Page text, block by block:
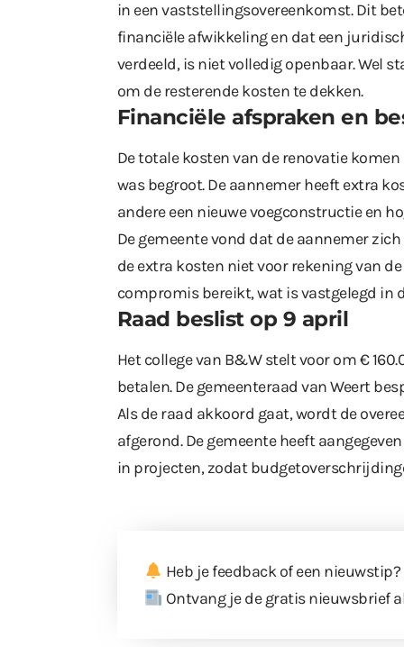
in een vaststellingsovereenkomst. Dit
financiële afwikkeling en dat een
verdeeld, is niet volledig openbaar. Wel
om de resterende kosten te dekken.
Financiële afspraken en
De totale kosten van de renovatie
was begroot. De aannemer heeft extra
andere een nieuwe voegconstructie en
De gemeente vond dat de aannemer
de extra kosten niet voor rekening van
compromis bereikt, wat is vastgelegd in
Raad beslist op 9 april
Het college van B&W stelt voor om €
betalen. De gemeenteraad van Weert
Als de raad akkoord gaat, wordt de
afgerond. De gemeente heeft
in projecten, zodat
Heb je feedback of een nieuwstip?
Ontvang je de gratis nieuwsbrief